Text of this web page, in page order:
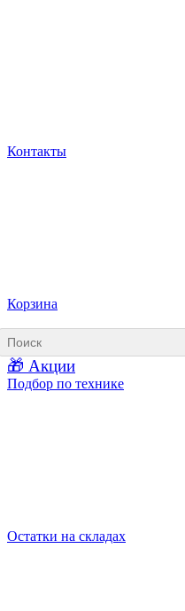
Контакты
Корзина
🎁 Акции
Подбор по технике
Остатки на складах